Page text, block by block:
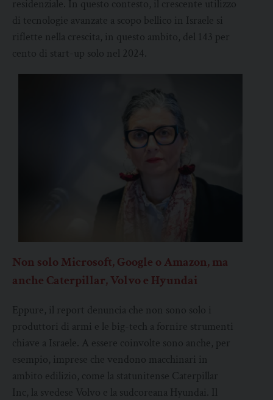
residenziale. In questo contesto, il crescente utilizzo
di tecnologie avanzate a scopo bellico in Israele si
riflette nella crescita, in questo ambito, del 143 per
cento di start-up solo nel 2024.
Non solo Microsoft, Google o Amazon, ma
anche Caterpillar, Volvo e Hyundai
Eppure, il report denuncia che non sono solo i
produttori di armi e le big-tech a fornire strumenti
chiave a Israele. A essere coinvolte sono anche, per
esempio, imprese che vendono macchinari in
ambito edilizio, come la statunitense Caterpillar
Inc, la svedese Volvo e la sudcoreana Hyundai. Il